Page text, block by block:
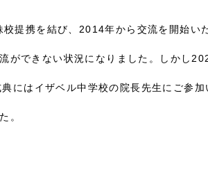
提携を結び、2014年から交流を開始い
ができない状況になりました。しかし
にはイザベル中学校の院長先生にご参
。